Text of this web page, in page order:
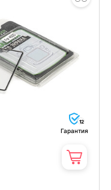
12
Гарантия